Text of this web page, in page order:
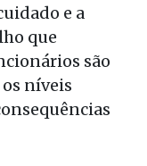
e a
que
são
níveis